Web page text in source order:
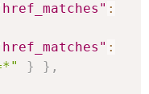
:
:
} } ,